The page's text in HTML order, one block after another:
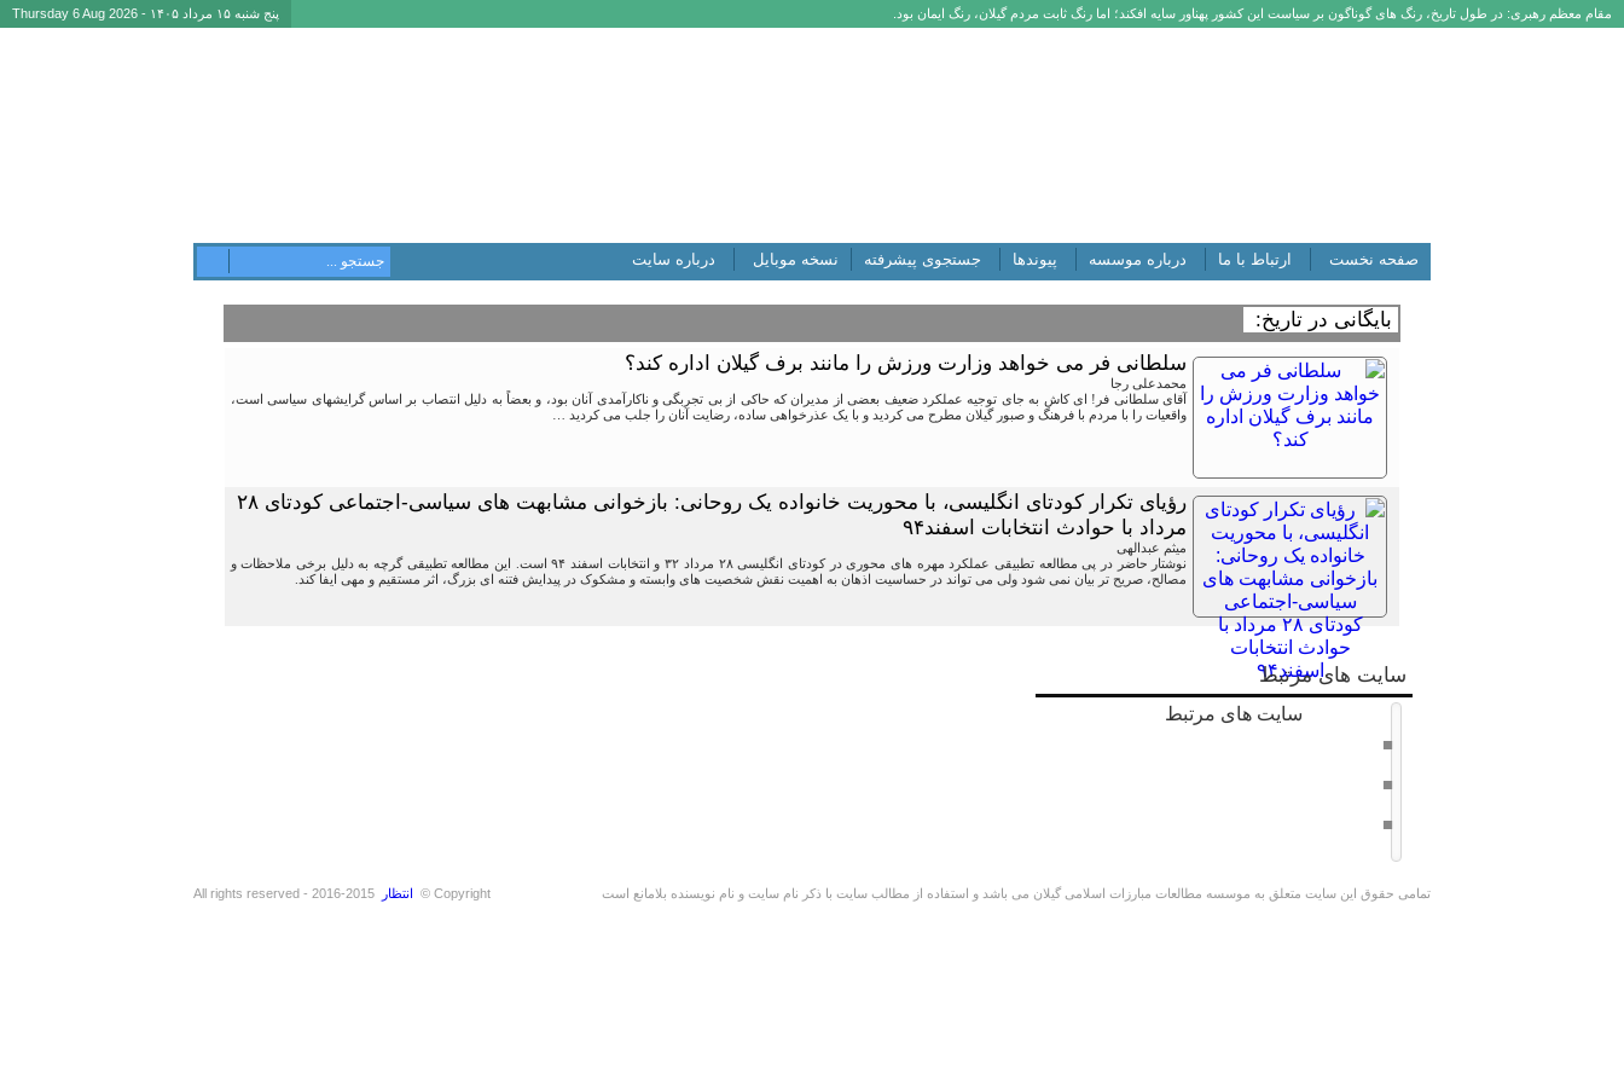
مقام معظم رهبری: در طول تاریخ، رنگ های گوناگون بر سیاست این کشور پهناور سایه افکند؛ اما رنگ ثابت مردم گیلان، رنگ ایمان بود. پنج شنبه ۱۵ مرداد ۱۴۰۵ - Thursday 6 Aug 2026
صفحه نخست ارتباط با ما درباره موسسه پیوندها جستجوی پیشرفته نسخه موبایل درباره سایت
بایگانی در تاریخ:
سلطانی فر می خواهد وزارت ورزش را مانند برف گیلان اداره کند؟
محمدعلی رجا
آقای سلطانی فر! ای کاش به جای توجیه عملکرد ضعیف بعضی از مدیران که حاکی از بی تجربگی و ناکارآمدی آنان بود، و بعضاً به دلیل انتصاب بر اساس گرایشهای سیاسی است،
واقعیات را با مردم با فرهنگ و صبور گیلان مطرح می کردید و با یک عذرخواهی ساده، رضایت آنان را جلب می کردید …
رؤیای تکرار کودتای انگلیسی، با محوریت خانواده یک روحانی: بازخوانی مشابهت های سیاسی-اجتماعی کودتای ۲۸
مرداد با حوادث انتخابات اسفند۹۴
میثم عبدالهی
نوشتار حاضر در پی مطالعه تطبیقی عملکرد مهره های محوری در کودتای انگلیسی ۲۸ مرداد ۳۲ و انتخابات اسفند ۹۴ است. این مطالعه تطبیقی گرچه به دلیل برخی ملاحظات و
مصالح، صریح تر بیان نمی شود ولی می تواند در حساسیت اذهان به اهمیت نقش شخصیت های وابسته و مشکوک در پیدایش فتنه ای بزرگ، اثر مستقیم و مهی ایفا کند.
سایت های مرتبط
سایت های مرتبط
تمامی حقوق این سایت متعلق به موسسه مطالعات مبارزات اسلامی گیلان می باشد و استفاده از مطالب سایت با ذکر نام سایت و نام نویسنده بلامانع است Copyright © انتظار